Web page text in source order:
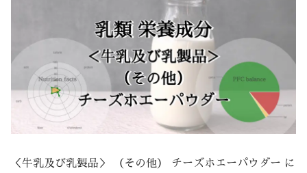
＜牛乳及び乳製品＞ （その他） チーズホエーパウダー に